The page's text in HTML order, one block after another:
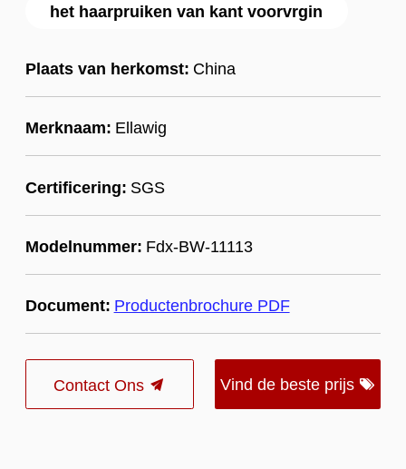
het haarpruiken van kant voorvrgin
Plaats van herkomst: China
Merknaam: Ellawig
Certificering: SGS
Modelnummer: Fdx-BW-11113
Document: Productenbrochure PDF
Contact Ons Vind de beste prijs